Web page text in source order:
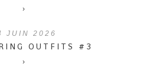
›
JUIN 2026
OUTFITS #3
›